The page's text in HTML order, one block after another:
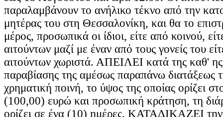
παραλαμβάνουν το ανήλικο τέκνο από την
μητέρας του στη Θεσσαλονίκη, και θα το
μέρος, προσωπικά οι ίδιοι, είτε από κοινού,
αιτούντων μαζί με έναν από τους γονείς του
αιτούντων χωριστά. ΑΠΕΙΛΕΙ κατά της καθ'
παραβίασης της αμέσως παραπάνω διατάξεως
χρηματική ποινή, το ύψος της οποίας ορίζει
(100,00) ευρώ και προσωπική κράτηση, τη
ορίζει σε ένα (10) ημέρες. ΚΑΤΑΔΙΚΑΖΕΙ την